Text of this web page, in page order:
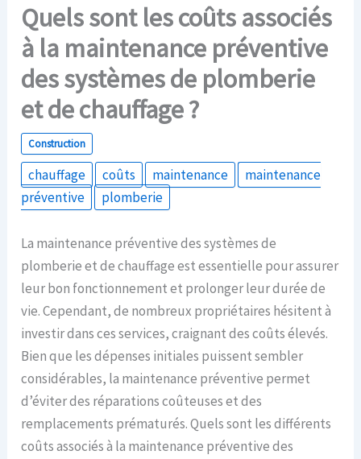
Quels sont les coûts associés
à la maintenance préventive
des systèmes de plomberie
et de chauffage ?
Construction
chauffage coûts maintenance
maintenance
préventive
plomberie
La maintenance préventive des systèmes de
plomberie et de chauffage est essentielle pour assurer
leur bon fonctionnement et prolonger leur durée de
vie. Cependant, de nombreux propriétaires hésitent à
investir dans ces services, craignant des coûts élevés.
Bien que les dépenses initiales puissent sembler
considérables, la maintenance préventive permet
d’éviter des réparations coûteuses et des
remplacements prématurés. Quels sont les différents
coûts associés à la maintenance préventive des